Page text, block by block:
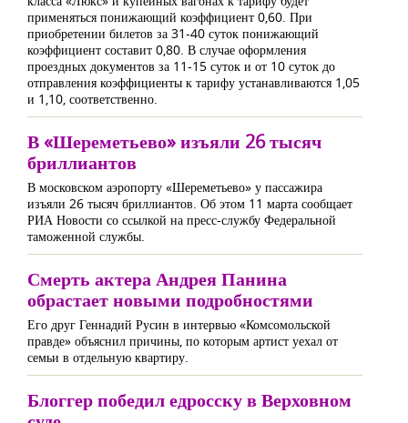
применяться понижающий коэффициент 0,60. При
приобретении билетов за 31-40 суток понижающий
коэффициент составит 0,80. В случае оформления
проездных документов за 11-15 суток и от 10 суток до
отправления коэффициенты к тарифу устанавливаются 1,05
и 1,10, соответственно.
В «Шереметьево» изъяли 26 тысяч
бриллиантов
В московском аэропорту «Шереметьево» у пассажира
изъяли 26 тысяч бриллиантов. Об этом 11 марта сообщает
РИА Новости со ссылкой на пресс-службу Федеральной
таможенной службы.
Смерть актера Андрея Панина
обрастает новыми подробностями
Его друг Геннадий Русин в интервью «Комсомольской
правде» объяснил причины, по которым артист уехал от
семьи в отдельную квартиру.
Блоггер победил едросску в Верховном